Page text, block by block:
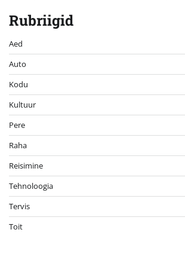
Rubriigid
Aed
Auto
Kodu
Kultuur
Pere
Raha
Reisimine
Tehnoloogia
Tervis
Toit